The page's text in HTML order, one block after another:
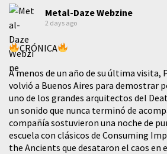
Metal-Daze Webzine
2 days ago
CRÓNICA
A menos de un año de su última visita,
volvió a Buenos Aires para demostrar
uno de los grandes arquitectos del
un sonido que nunca terminó de
compañía sostuvieron una noche de
escuela con clásicos de Consuming
the Ancients que desataron el caos en